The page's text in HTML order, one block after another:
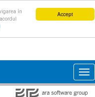
Accept
în